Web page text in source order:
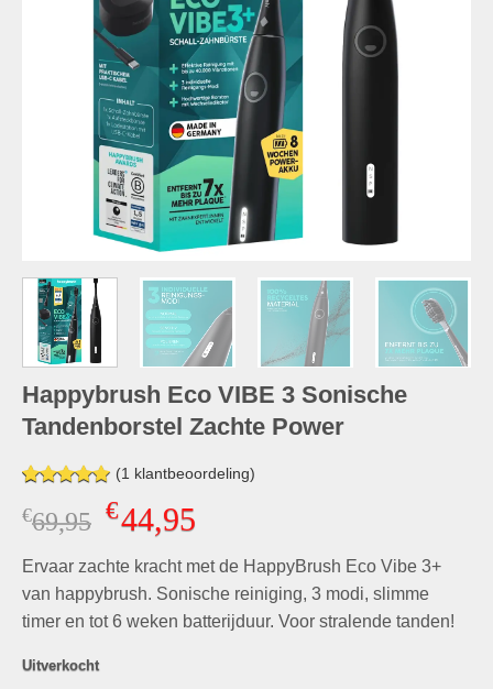
Happybrush Eco VIBE 3 Sonische
Tandenborstel Zachte Power
Gewaardeerd
5.00op 5
gebaseerd
waardering
(1 klantbeoordeling)
€69,95 Oorspronkelijke
was:
€69,95.
€44,95Huidige
is:
€44,95.
Ervaar zachte kracht met de HappyBrush Eco Vibe 3+
van happybrush. Sonische reiniging, 3 modi, slimme
timer en tot 6 weken batterijduur. Voor stralende tanden!
Uitverkocht